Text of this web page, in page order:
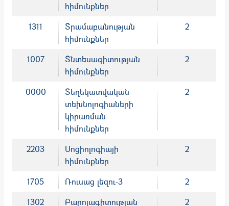
հիմունքներ
1311
Տրամաբանության
հիմունքներ
2
1007
Տնտեսագիտության
հիմունքներ
2
0000
Տեղեկատվական
տեխնոլոգիաների
կիրառման
հիմունքներ
2
2203
Սոցիոլոգիայի
հիմունքներ
2
1705 Ռուսաց լեզու-3
2
1302
Բարոյագիտության
2